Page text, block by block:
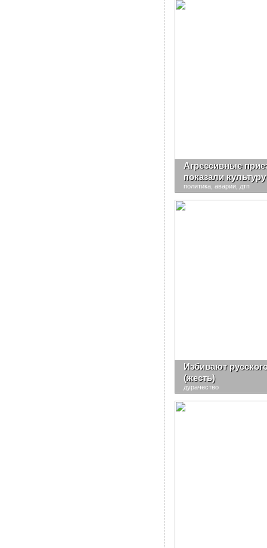
Агрессивные
показали
политика, аварии, дтп
Избивают
(жесть)
дурачество